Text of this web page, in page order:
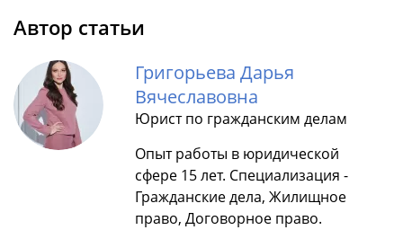
Автор статьи
Григорьева Дарья
Вячеславовна
Юрист по гражданским делам
Опыт работы в юридической
сфере 15 лет. Специализация -
Гражданские дела, Жилищное
право, Договорное право.